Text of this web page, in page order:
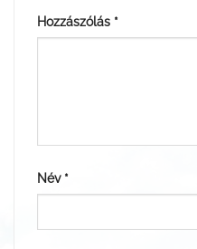
Hozzászólás *
Név *